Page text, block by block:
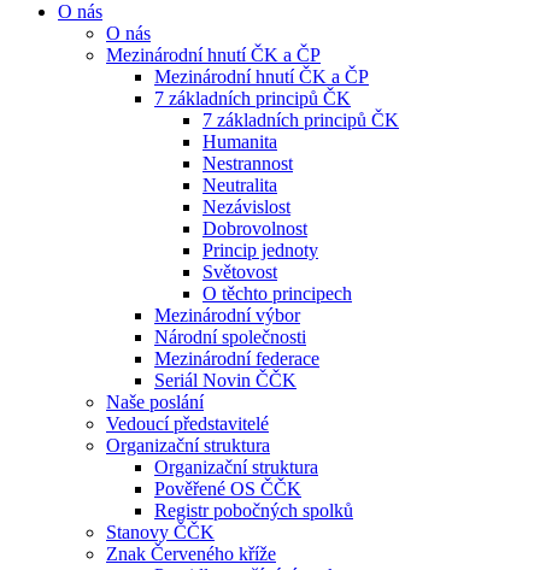
O nás
O nás
Mezinárodní hnutí ČK a ČP
Mezinárodní hnutí ČK a ČP
7 základních principů ČK
7 základních principů ČK
Humanita
Nestrannost
Neutralita
Nezávislost
Dobrovolnost
Princip jednoty
Světovost
O těchto principech
Mezinárodní výbor
Národní společnosti
Mezinárodní federace
Seriál Novin ČČK
Naše poslání
Vedoucí představitelé
Organizační struktura
Organizační struktura
Pověřené OS ČČK
Registr pobočných spolků
Stanovy ČČK
Znak Červeného kříže